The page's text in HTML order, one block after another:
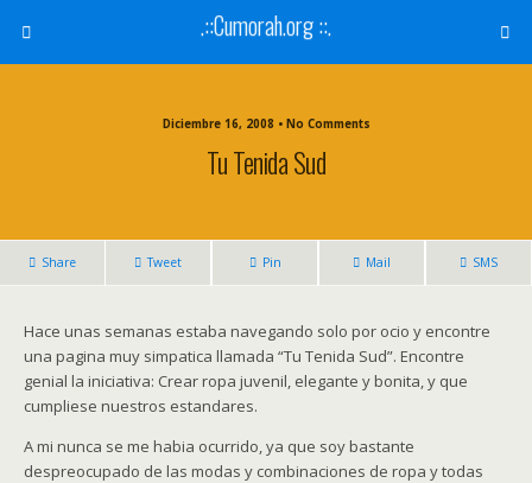
.::Cumorah.org ::.
Diciembre 16, 2008 • No Comments
Tu Tenida Sud
Share Tweet Pin Mail SMS
Hace unas semanas estaba navegando solo por ocio y encontre
una pagina muy simpatica llamada “Tu Tenida Sud”. Encontre
genial la iniciativa: Crear ropa juvenil, elegante y bonita, y que
cumpliese nuestros estandares.
A mi nunca se me habia ocurrido, ya que soy bastante
despreocupado de las modas y combinaciones de ropa y todas